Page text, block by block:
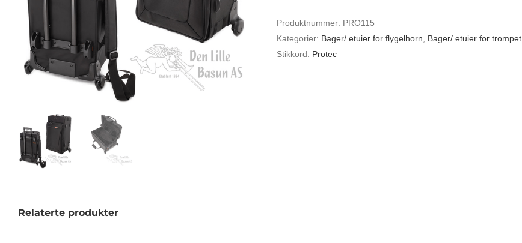
Produktnummer: PRO115
Kategorier: Bager/ etuier for flygelhorn
Bager/ etuier for trompet
Stikkord: Protec
Relaterte produkter